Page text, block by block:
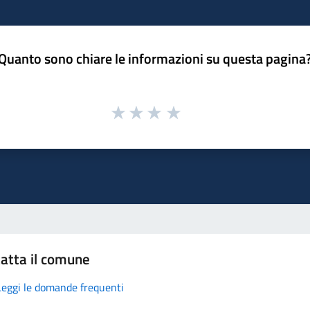
sono chiare le informazioni su questa
il comune
le domande frequenti